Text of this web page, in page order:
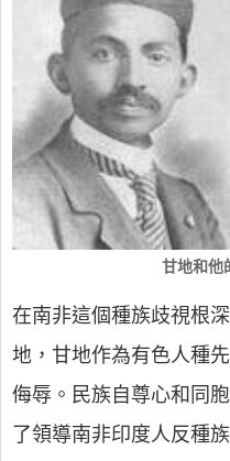
甘地和他
在南非這個種族歧視根
地，甘地作為有色人種
侮辱。民族自尊心和同
了領導南非印度人反種